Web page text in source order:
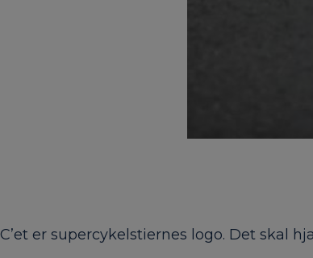
C’et er supercykelstiernes logo. Det skal